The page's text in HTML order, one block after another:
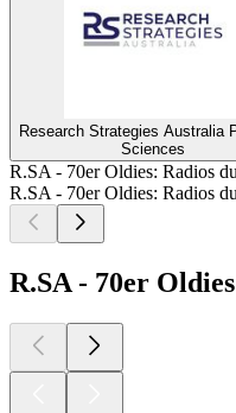
Research Strategies Australia
Sciences
R.SA - 70er Oldies: Radios
R.SA - 70er Oldies: Radios
R.SA - 70er